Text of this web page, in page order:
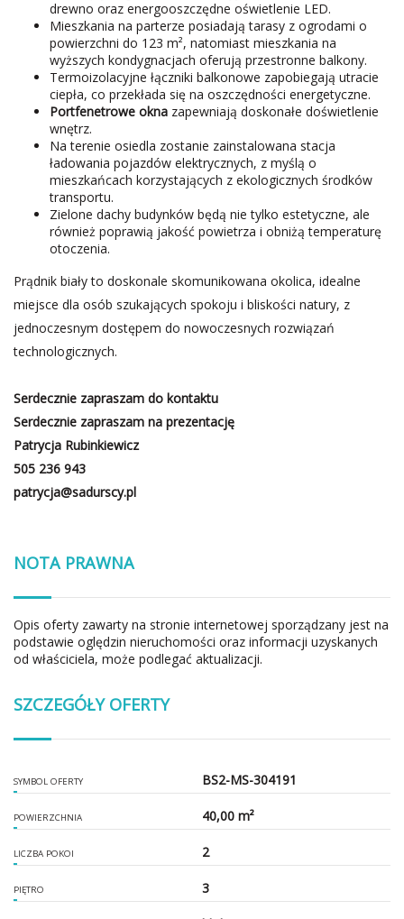
drewno oraz energooszczędne oświetlenie LED.
Mieszkania na parterze posiadają tarasy z ogrodami o
powierzchni do 123 m², natomiast mieszkania na
wyższych kondygnacjach oferują przestronne balkony.
Termoizolacyjne łączniki balkonowe zapobiegają utracie
ciepła, co przekłada się na oszczędności energetyczne.
Portfenetrowe okna zapewniają doskonałe doświetlenie
wnętrz.
Na terenie osiedla zostanie zainstalowana stacja
ładowania pojazdów elektrycznych, z myślą o
mieszkańcach korzystających z ekologicznych środków
transportu.
Zielone dachy budynków będą nie tylko estetyczne, ale
również poprawią jakość powietrza i obniżą temperaturę
otoczenia.
Prądnik biały to doskonale skomunikowana okolica, idealne
miejsce dla osób szukających spokoju i bliskości natury, z
jednoczesnym dostępem do nowoczesnych rozwiązań
technologicznych.
Serdecznie zapraszam do kontaktu
Serdecznie zapraszam na prezentację
Patrycja Rubinkiewicz
505 236 943
patrycja@sadurscy.pl
NOTA PRAWNA
Opis oferty zawarty na stronie internetowej sporządzany jest na
podstawie oględzin nieruchomości oraz informacji uzyskanych
od właściciela, może podlegać aktualizacji.
SZCZEGÓŁY OFERTY
SYMBOL OFERTY BS2-MS-304191
POWIERZCHNIA 40,00 m²
LICZBA POKOI 2
PIĘTRO 3